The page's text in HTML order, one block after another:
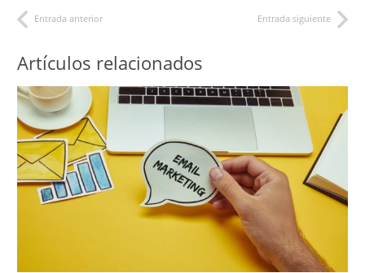
Entrada anterior Entrada siguiente
Artículos relacionados